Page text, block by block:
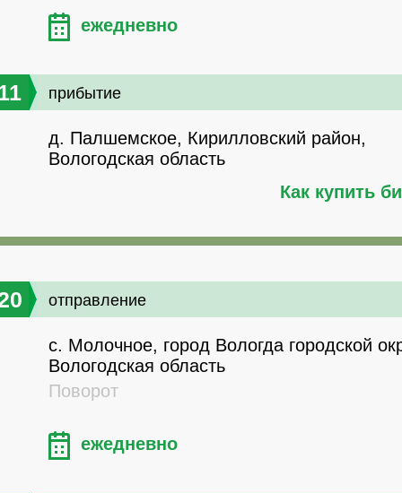
ежедневно
прибытие
д. Палшемское, Кирилловский район,
Вологодская область
Как купить
отправление
с. Молочное, город Вологда городской
Вологодская область
Поворот
ежедневно